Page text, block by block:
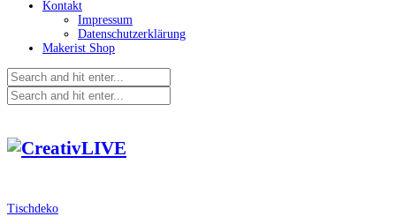
Kontakt
Impressum
Datenschutzerklärung
Makerist Shop
Tischdeko